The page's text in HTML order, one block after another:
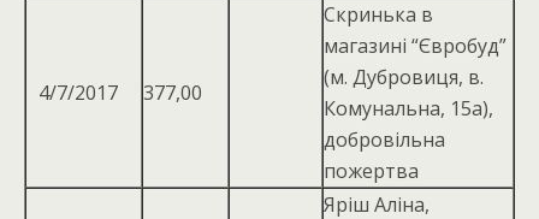
4/7/2017 377,00
Скринька в
магазині “Євробуд”
(м. Дубровиця, в.
Комунальна, 15а),
добровільна
пожертва
Яріш Аліна,